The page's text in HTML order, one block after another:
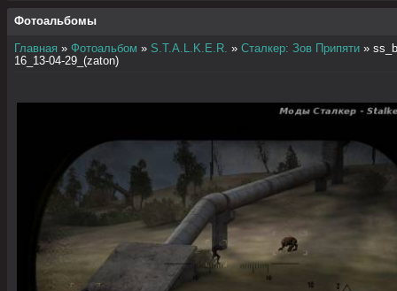
Фотоальбомы
Главная » Фотоальбом » S.T.A.L.K.E.R. » Сталкер: Зов Припяти »
16_13-04-29_(zaton)